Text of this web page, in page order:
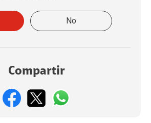
No
Compartir